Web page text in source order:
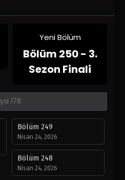
Yeni Bölüm
Bölüm 250 - 3.
Sezon Finali
Bölüm 249
Nisan 24, 2026
Bölüm 248
Nisan 24, 2026